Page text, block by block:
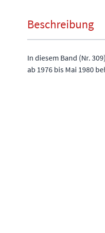
Beschreibung
In diesem Band (Nr.
ab 1976 bis Mai 1980